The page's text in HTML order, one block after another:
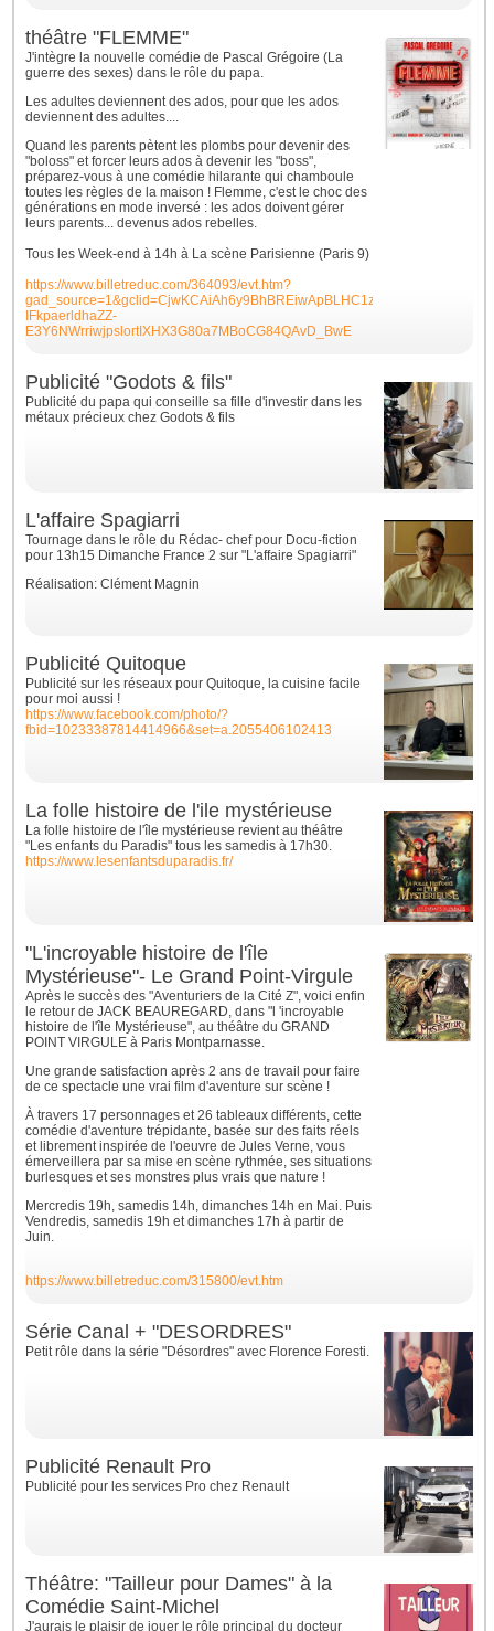
théâtre "FLEMME"
J'intègre la nouvelle comédie de Pascal Grégoire (La
guerre des sexes) dans le rôle du papa.
Les adultes deviennent des ados, pour que les ados
deviennent des adultes....
Quand les parents pètent les plombs pour devenir des
"boloss" et forcer leurs ados à devenir les "boss",
préparez-vous à une comédie hilarante qui chamboule
toutes les règles de la maison ! Flemme, c'est le choc des
générations en mode inversé : les ados doivent gérer
leurs parents... devenus ados rebelles.
Tous les Week-end à 14h à La scène Parisienne (Paris 9)
https://www.billetreduc.com/364093/evt.htm?
gad_source=1&gclid=CjwKCAiAh6y9BhBREiwApBLHC1zp7WijEQ-
IFkpaerldhaZZ-
E3Y6NWrriwjpslortIXHX3G80a7MBoCG84QAvD_BwE
Publicité "Godots & fils"
Publicité du papa qui conseille sa fille d'investir dans les
métaux précieux chez Godots & fils
L'affaire Spagiarri
Tournage dans le rôle du Rédac- chef pour Docu-fiction
pour 13h15 Dimanche France 2 sur "L'affaire Spagiarri"
Réalisation: Clément Magnin
Publicité Quitoque
Publicité sur les réseaux pour Quitoque, la cuisine facile
pour moi aussi !
https://www.facebook.com/photo/?
fbid=10233387814414966&set=a.2055406102413
La folle histoire de l'ile mystérieuse
La folle histoire de l'île mystérieuse revient au théâtre
"Les enfants du Paradis" tous les samedis à 17h30.
https://www.lesenfantsduparadis.fr/
"L'incroyable histoire de l'île
Mystérieuse"- Le Grand Point-Virgule
Après le succès des "Aventuriers de la Cité Z", voici enfin
le retour de JACK BEAUREGARD, dans "l 'incroyable
histoire de l'île Mystérieuse", au théâtre du GRAND
POINT VIRGULE à Paris Montparnasse.
Une grande satisfaction après 2 ans de travail pour faire
de ce spectacle une vrai film d'aventure sur scène !
À travers 17 personnages et 26 tableaux différents, cette
comédie d'aventure trépidante, basée sur des faits réels
et librement inspirée de l'oeuvre de Jules Verne, vous
émerveillera par sa mise en scène rythmée, ses situations
burlesques et ses monstres plus vrais que nature !
Mercredis 19h, samedis 14h, dimanches 14h en Mai. Puis
Vendredis, samedis 19h et dimanches 17h à partir de
Juin.
https://www.billetreduc.com/315800/evt.htm
Série Canal + "DESORDRES"
Petit rôle dans la série "Désordres" avec Florence Foresti.
Publicité Renault Pro
Publicité pour les services Pro chez Renault
Théâtre: "Tailleur pour Dames" à la
Comédie Saint-Michel
J'aurais le plaisir de jouer le rôle principal du docteur